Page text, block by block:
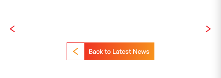
Back to Latest News